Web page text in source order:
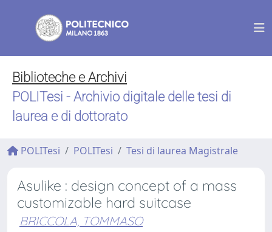
Biblioteche e Archivi
POLITesi - Archivio digitale delle tesi di
laurea e di dottorato
POLITesi POLITesi Tesi di laurea Magistrale
Asulike : design concept of a mass
customizable hard suitcase
BRICCOLA, TOMMASO